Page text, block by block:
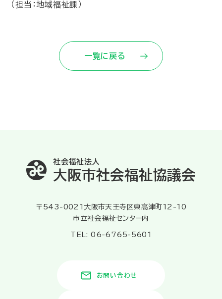
（担当：地域福祉課）
一覧に戻る
社会福祉法人
大阪市社会福祉協議会
〒543-0021大阪市天王寺区東高津町12-10
市立社会福祉センター内
TEL: 06-6765-5601
お問い合わせ